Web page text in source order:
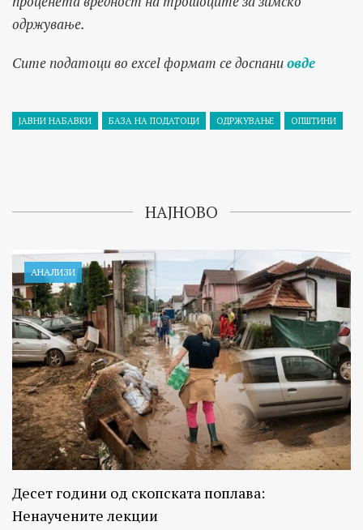
одржување.
Сите податоци во excel формат се доспаниовде
ЈАВНИ НАБАВКИ БАЗА НА ПОДАТОЦИ ОДРЖУВАЊЕ ОПШТИНИ
НАЈНОВО
АНАЛИЗИ
Десет години од скопската поплава:
Ненаучените лекции